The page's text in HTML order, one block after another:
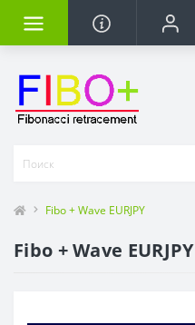
Fibo + Wave EURJPY
Fibo + Wave EURJPY